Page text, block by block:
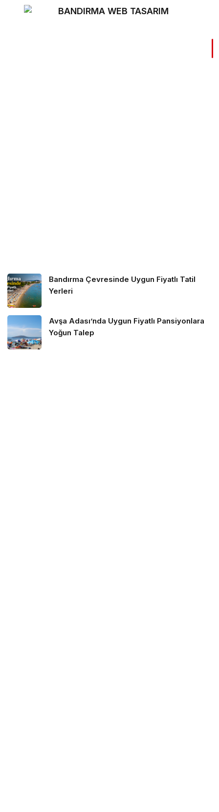
Bandırma Çevresinde Uygun Fiyatlı Tatil
Yerleri
Avşa Adası’nda Uygun Fiyatlı Pansiyonlara
Yoğun Talep